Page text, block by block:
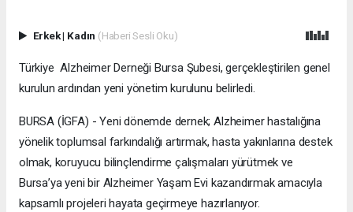
Erkek| Kadın (Haberi Sesli Oku)
Türkiye Alzheimer Derneği Bursa Şubesi, gerçekleştirilen genel
kurulun ardından yeni yönetim kurulunu belirledi.
BURSA (İGFA) - Yeni dönemde dernek; Alzheimer hastalığına
yönelik toplumsal farkındalığı artırmak, hasta yakınlarına destek
olmak, koruyucu bilinçlendirme çalışmaları yürütmek ve
Bursa’ya yeni bir Alzheimer Yaşam Evi kazandırmak amacıyla
kapsamlı projeleri hayata geçirmeye hazırlanıyor.